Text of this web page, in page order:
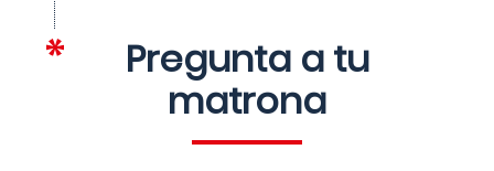
Pregunta a tu
matrona